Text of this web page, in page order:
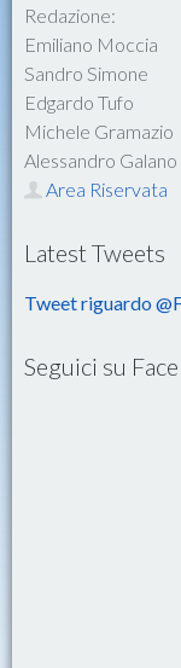
Redazione:
Emiliano Moccia
Sandro Simone
Edgardo Tufo
Michele Gramazio
Alessandro Galano
Area Riservata
Latest Tweets
Tweet riguardo
Seguici su